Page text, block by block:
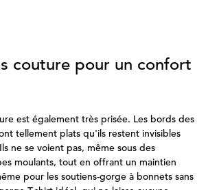
couture pour un confort
est également très prisée. Les bords des
tellement plats qu'ils restent invisibles
ne se voient pas, même sous des
moulants, tout en offrant un maintien
pour les soutiens-gorge à bonnets sans